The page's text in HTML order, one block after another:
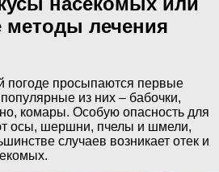
лечения
погоде просыпаются первые
из них – бабочки,
комары. Особую опасность для
осы, шершни, пчелы и шмели,
случаев возникает отек и